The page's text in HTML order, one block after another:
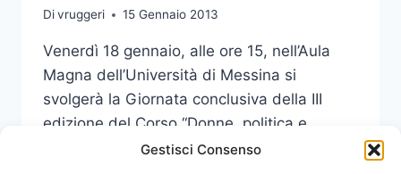
Gestisci Consenso
Divruggeri 15 Gennaio 2013
Venerdì 18 gennaio, alle ore 15, nell’Aula
Magna dell’Università di Messina si
svolgerà la Giornata conclusiva della III
edizione del Corso “Donne, politica e
istituzioni” (2012).